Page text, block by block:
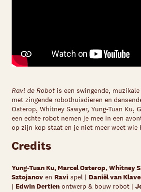
Ravi de Robot is een swingende,
met zingende robothuisdieren en
Osterop, Whitney Sawyer, Yung-Tuan Ku,
een echte robot nemen je mee in een
op zijn kop staat en je niet meer weet wie
Credits
Yung-Tuan Ku, Marcel Osterop, Whitney
Sztojanov en Ravi spel | Daniël van
| Edwin Dertien ontwerp & bouw robot |